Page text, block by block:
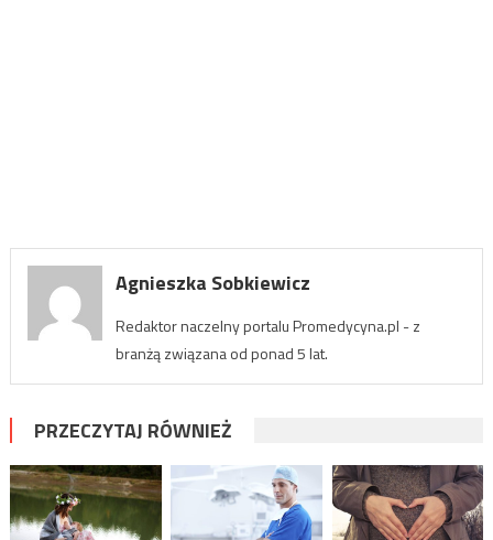
Agnieszka Sobkiewicz
Redaktor naczelny portalu Promedycyna.pl - z
branżą związana od ponad 5 lat.
PRZECZYTAJ RÓWNIEŻ